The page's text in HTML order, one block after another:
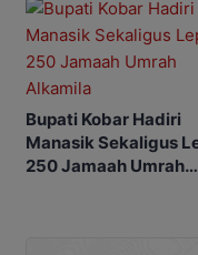
Bupati Kobar Hadiri
Manasik Sekaligus
250 Jamaah Umrah